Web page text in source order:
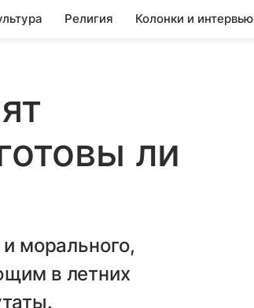
Религия Колонки и интервью
ли
морального,
в летних